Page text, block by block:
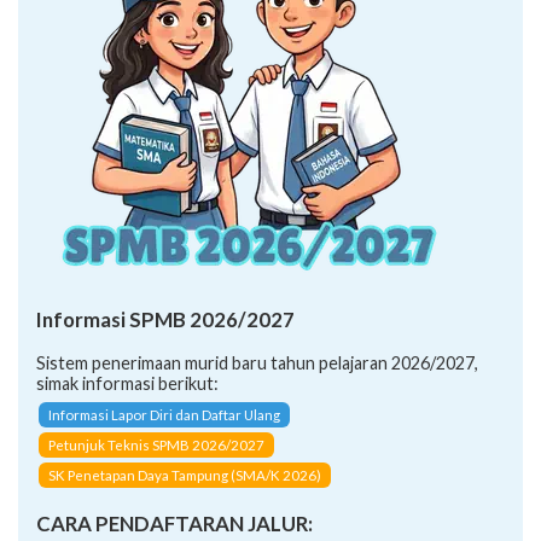
Informasi SPMB 2026/2027
Sistem penerimaan murid baru tahun pelajaran 2026/2027,
simak informasi berikut:
Informasi Lapor Diri dan Daftar Ulang
Petunjuk Teknis SPMB 2026/2027
SK Penetapan Daya Tampung (SMA/K 2026)
CARA PENDAFTARAN JALUR: